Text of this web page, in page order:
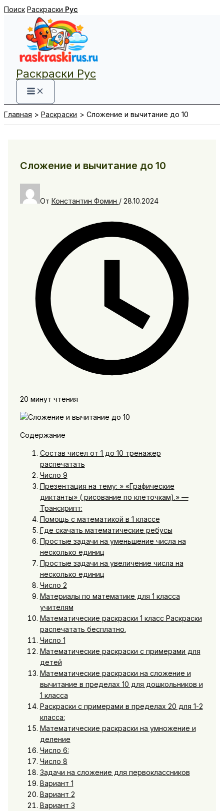
Перейти
содержимому
Поиск Раскраски Рус
Раскраски Рус
Главная Раскраски Сложение и вычитание до 10
Сложение и вычитание до 10
От Константин Фомин / 28.10.2024
20 минут чтения
Содержание
Состав чисел от 1 до 10 тренажер
распечатать
Число 9
Презентация на тему: » «Графические
диктанты» ( рисование по клеточкам).» —
Транскрипт:
Помощь с математикой в 1 классе
Где скачать математические ребусы
Простые задачи на уменьшение числа на
несколько единиц
Простые задачи на увеличение числа на
несколько единиц
Число 2
Материалы по математике для 1 класса
учителям
Математические раскраски 1 класс Раскраски
распечатать бесплатно.
Число 1
Математические раскраски с примерами для
детей
Математические раскраски на сложение и
вычитание в пределах 10 для дошкольников и
1 класса
Раскраски с примерами в пределах 20 для 1-2
класса:
Математические раскраски на умножение и
деление
Число 6:
Число 8
Задачи на сложение для первоклассников
Вариант 1
Вариант 2
Вариант 3